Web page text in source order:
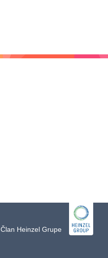
Član Heinzel Grupe